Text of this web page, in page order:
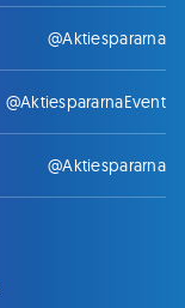
@Aktiespararna
@AktiespararnaEvent
@Aktiespararna